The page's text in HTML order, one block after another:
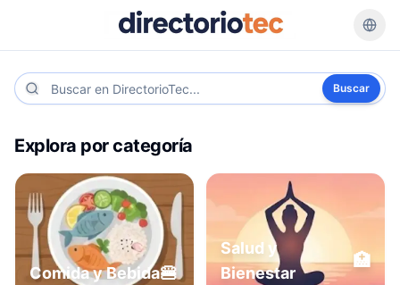
Buscar
Explora por categoría
Comida y Bebida🍔
Salud y
Bienestar
🏥